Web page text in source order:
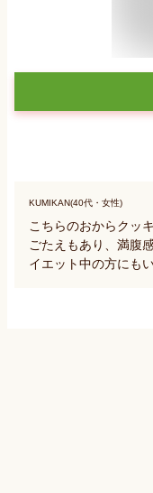
KUMIKAN(40代・女性)
こちらのおからクッ
ごたえもあり、満腹
イエット中の方にも